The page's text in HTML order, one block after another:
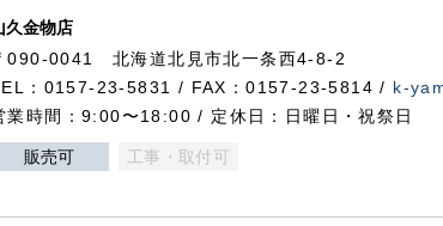
久金物店
090-0041 北海道北見市北一条西4-8-2
：0157-23-5831 / FAX：0157-23-5814 / k-
業時間：9:00〜18:00 / 定休日：日曜日・祝祭日
販売可 工事・取付可